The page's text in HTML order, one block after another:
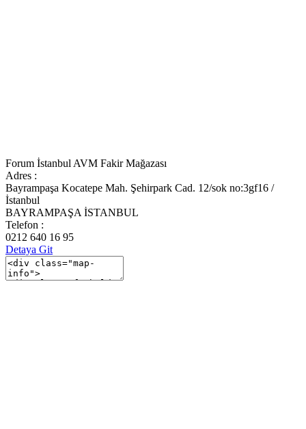
Forum İstanbul AVM Fakir Mağazası
Adres :
Bayrampaşa Kocatepe Mah. Şehirpark Cad. 12/sok no:3gf16 /
İstanbul
BAYRAMPAŞA İSTANBUL
Telefon :
0212 640 16 95
Detaya Git